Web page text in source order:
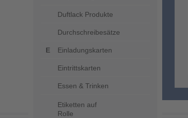
Duftlack Produkte
Durchschreibesätze
Einladungskarten
Eintrittskarten
Essen & Trinken
Etiketten auf
Rolle